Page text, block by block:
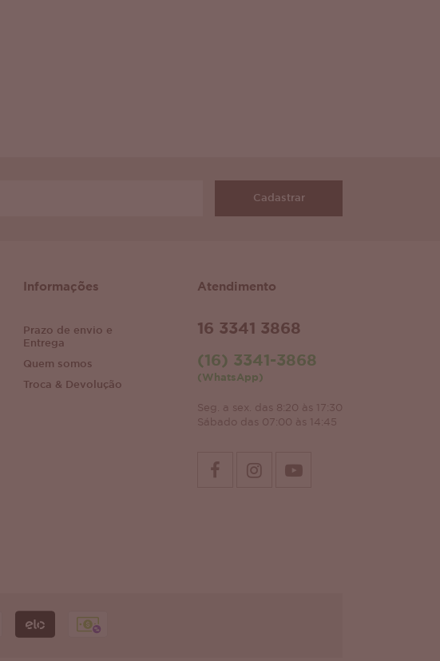
Cadastrar
Informações
Prazo de envio e
Entrega
Quem somos
Troca & Devolução
Atendimento
16 3341 3868
(16) 3341-3868
(WhatsApp)
Seg. a sex. das 8:20 às 17:30
Sábado das 07:00 às 14:45